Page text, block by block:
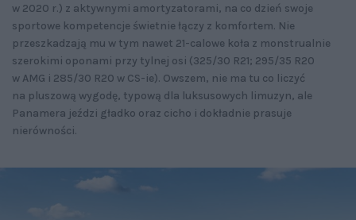
w 2020 r.) z aktywnymi amortyzatorami, na co dzień swoje
sportowe kompetencje świetnie łączy z komfortem. Nie
przeszkadzają mu w tym nawet 21-calowe koła z monstrualnie
szerokimi oponami przy tylnej osi (325/30 R21; 295/35 R20
w AMG i 285/30 R20 w CS-ie). Owszem, nie ma tu co liczyć
na pluszową wygodę, typową dla luksusowych limuzyn, ale
Panamera jeździ gładko oraz cicho i dokładnie prasuje
nierówności.